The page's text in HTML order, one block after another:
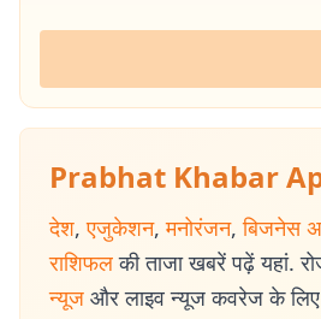
Prabhat Khabar
देश, एजुकेशन, मनोरंजन, बिजनेस
राशिफल की ताजा खबरें पढ़ें यहां.
न्यूज और लाइव न्यूज कवरेज के लिए